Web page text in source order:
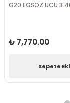
G20 EGSOZ UCU
₺ 7,770.00
Sepete